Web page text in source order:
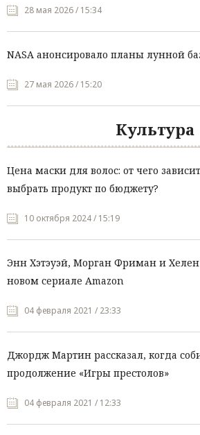
28 мая 2026 / 15:34
NASA анонсировало планы лунной
27 мая 2026 / 15:20
Культура
Цена маски для волос: от чего
выбрать продукт по бюджету?
10 октября 2024 / 15:19
Энн Хэтэуэй, Морган Фриман и
новом сериале Amazon
04 февраля 2021 / 23:33
Джордж Мартин рассказал, когда
продолжение «Игры престолов»
04 февраля 2021 / 12:33